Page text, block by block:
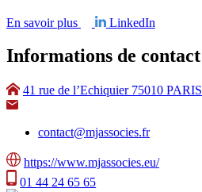
En savoir plus LinkedIn
Informations de contact
41 rue de l’Echiquier 75010 PARIS
contact@mjassocies.fr
https://www.mjassocies.eu/
01 44 24 65 65